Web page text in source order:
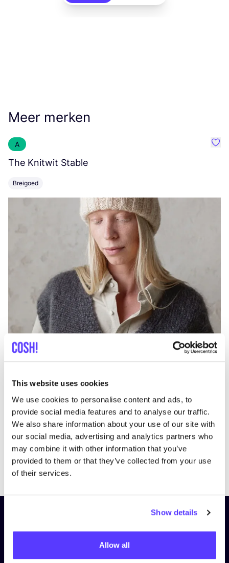
This website uses cookies
We use cookies to personalise content and ads, to
provide social media features and to analyse our traffic.
We also share information about your use of our site with
our social media, advertising and analytics partners who
may combine it with other information that you’ve
provided to them or that they’ve collected from your use
of their services.
Show details
Allow all
Meer merken
A
The Knitwit Stable
Breigoed
PreviousNext
Schrijf je in op onze nieuwsbrief
en blijf op de hoogte!
Voornaam*